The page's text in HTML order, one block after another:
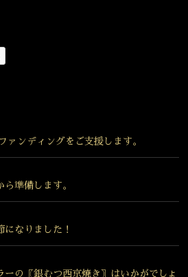
ンディングをご支援します。
準備します。
なりました！
ーの〖銀むつ西京焼き〗はいかがでしょ